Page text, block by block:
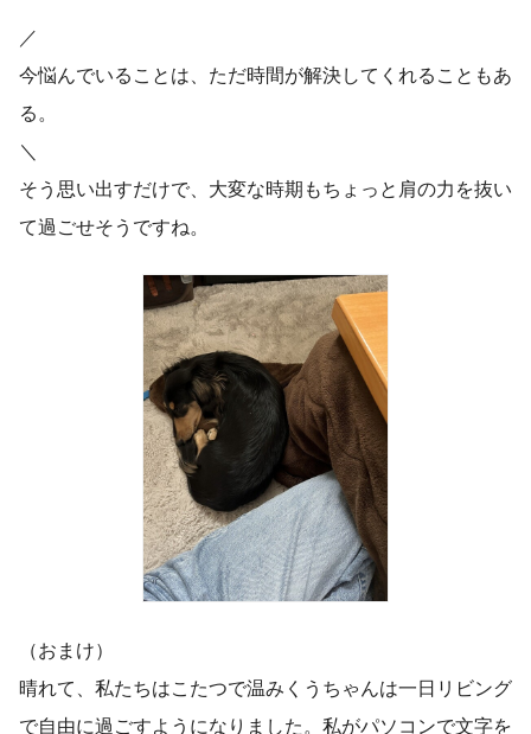
／
今悩んでいることは、ただ時間が解決してくれることもあ
る。
＼
そう思い出すだけで、大変な時期もちょっと肩の力を抜い
て過ごせそうですね。
（おまけ）
晴れて、私たちはこたつで温みくうちゃんは一日リビング
で自由に過ごすようになりました。私がパソコンで文字を